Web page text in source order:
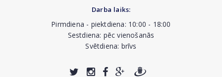
Darba laiks:
Pirmdiena - piektdiena: 10:00 - 18:00
Sestdiena: pēc vienošanās
Svētdiena: brīvs